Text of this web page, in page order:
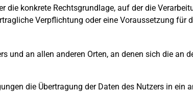
die konkrete Rechtsgrundlage, auf der die
Verpflichtung oder eine Voraussetzung für
und an allen anderen Orten, an denen sich die an
die Übertragung der Daten des Nutzers in ein